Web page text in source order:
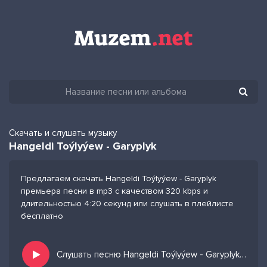
Скачать и слушать музыку
Hangeldi Toýlyýew - Garyplyk
Предлагаем скачать Hangeldi Toýlyýew - Garyplyk
премьера песни в mp3 с качеством 320 kbps и
длительностью 4:20 секунд или слушать в плейлисте
бесплатно
Слушать песню Hangeldi Toýlyýew - Garyplyk и добавить в избранных